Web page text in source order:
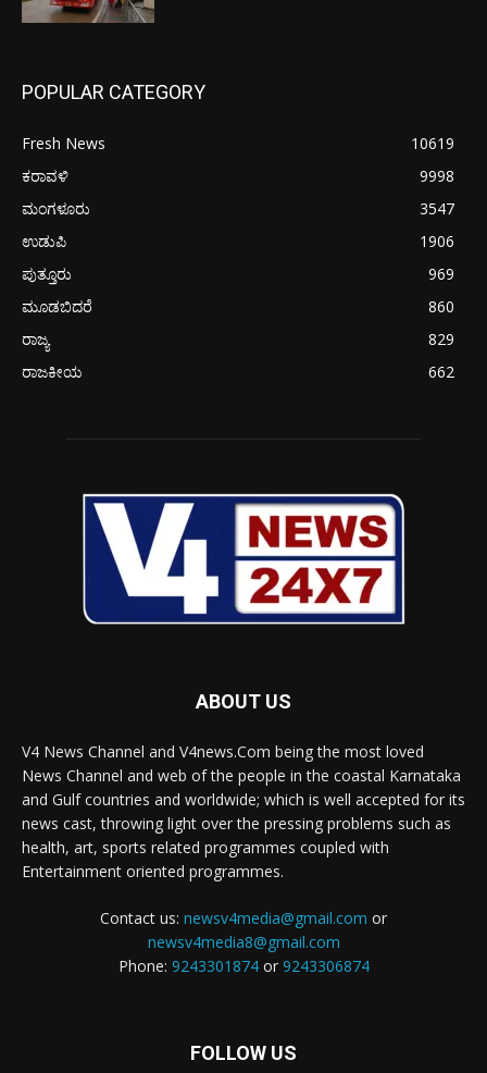
POPULAR CATEGORY
Fresh News
10619
ಕರಾವಳಿ
9998
ಮಂಗಳೂರು
3547
ಉಡುಪಿ
1906
ಪುತ್ತೂರು
969
ಮೂಡಬಿದರೆ
860
ರಾಜ್ಯ
829
ರಾಜಕೀಯ
662
ABOUT US
V4 News Channel and V4news.Com being the most loved
News Channel and web of the people in the coastal Karnataka
and Gulf countries and worldwide; which is well accepted for its
news cast, throwing light over the pressing problems such as
health, art, sports related programmes coupled with
Entertainment oriented programmes.
Contact us: newsv4media@gmail.com or
newsv4media8@gmail.com
Phone: 9243301874or 9243306874
FOLLOW US